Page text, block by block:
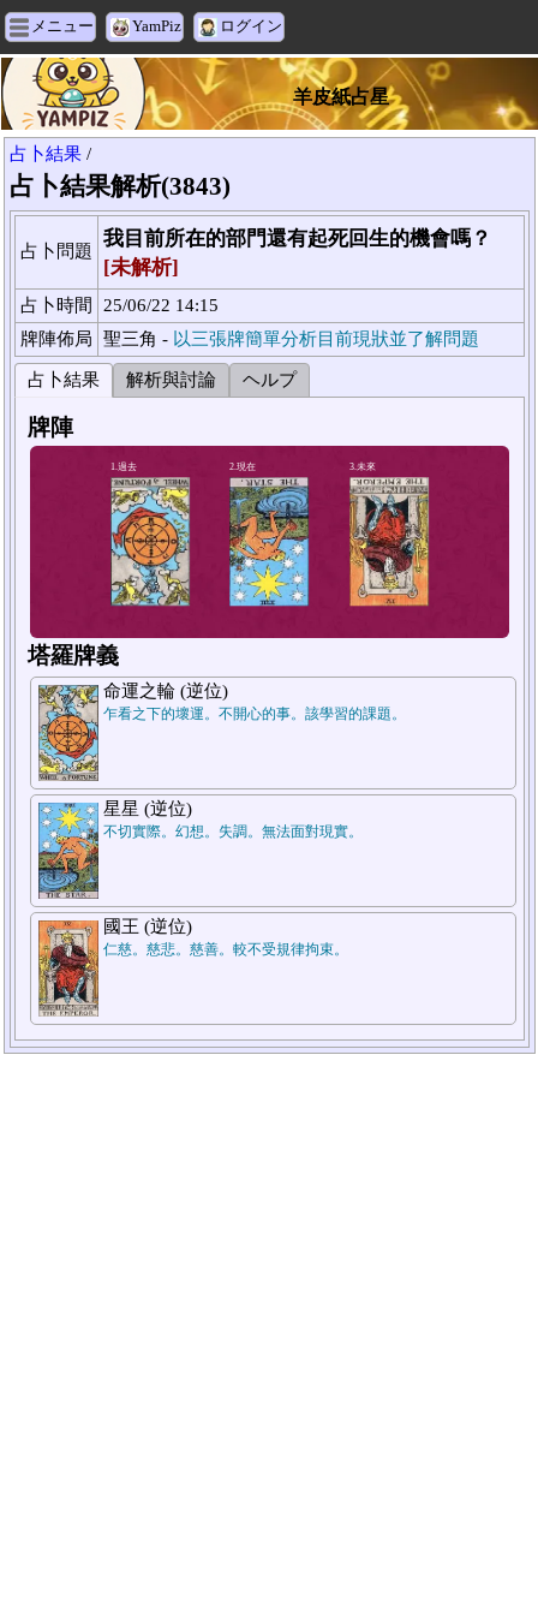
メニュー YamPiz ログイン
羊皮紙占星
占卜結果 /
占卜結果解析(3843)
占卜問題
我目前所在的部門還有起死回生的機會嗎？
[未解析]
占卜時間
25/06/22 14:15
牌陣佈局
聖三角 - 以三張牌簡單分析目前現狀並了解問題
占卜結果 解析與討論 ヘルプ
牌陣
塔羅牌義
命運之輪 (逆位)
乍看之下的壞運。不開心的事。該學習的課題。
星星 (逆位)
不切實際。幻想。失調。無法面對現實。
國王 (逆位)
仁慈。慈悲。慈善。較不受規律拘束。